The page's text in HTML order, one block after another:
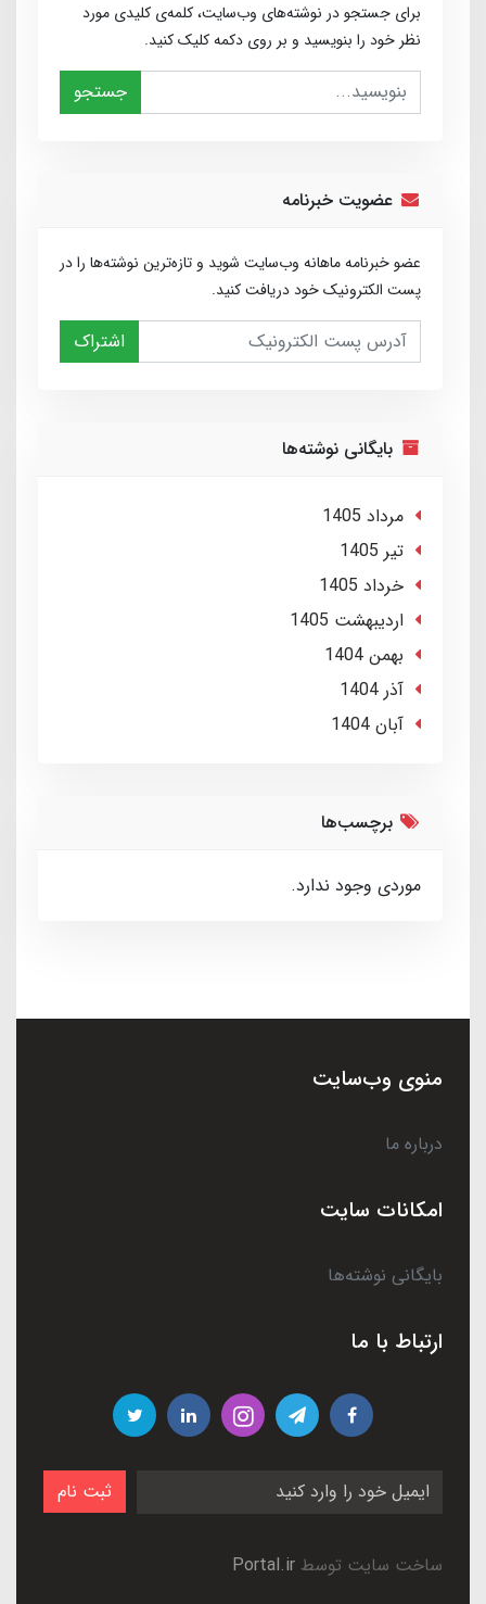
برای جستجو در نوشته‌های وب‌سایت، کلمه‌ی کلیدی مورد
نظر خود را بنویسید و بر روی دکمه کلیک کنید.
جستجو
عضویت خبرنامه
عضو خبرنامه ماهانه وب‌سایت شوید و تازه‌ترین نوشته‌ها را در
پست الکترونیک خود دریافت کنید.
اشتراک
بایگانی نوشته‌ها
مرداد 1405
تير 1405
خرداد 1405
ارديبهشت 1405
بهمن 1404
آذر 1404
آبان 1404
برچسب‌ها
موردی وجود ندارد.
منوی وب‌سایت
درباره ما
امکانات سایت
بایگانی نوشته‌ها
ارتباط با ما
ثبت نام
ساخت سایت توسط Portal.ir